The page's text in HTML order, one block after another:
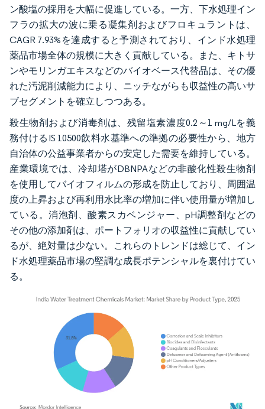
ン酸塩の採用を大幅に促進している。一方、下水処理イン
フラの拡大の波に乗る凝集剤およびフロキュラントは、
CAGR 7.93%を達成すると予測されており、インド水処理
薬品市場全体の規模に大きく貢献している。また、キトサ
ンやモリンガエキスなどのバイオベース代替品は、その優
れた汚泥削減能力により、ニッチながらも収益性の高いサ
ブセグメントを確立しつつある。
殺生物剤および消毒剤は、残留塩素濃度0.2～1 mg/Lを義
務付けるIS 10500飲料水基準への準拠の必要性から、地方
自治体の公益事業者からの安定した需要を維持している。
産業環境では、冷却塔がDBNPAなどの非酸化性殺生物剤
を使用してバイオフィルムの形成を防止しており、周囲温
度の上昇および再利用水比率の増加に伴い使用量が増加し
ている。消泡剤、酸素スカベンジャー、pH調整剤などの
その他の添加剤は、ポートフォリオの収益性に貢献してい
るが、絶対量は少ない。これらのトレンドは総じて、イン
ド水処理薬品市場の堅調な成長ポテンシャルを裏付けてい
る。